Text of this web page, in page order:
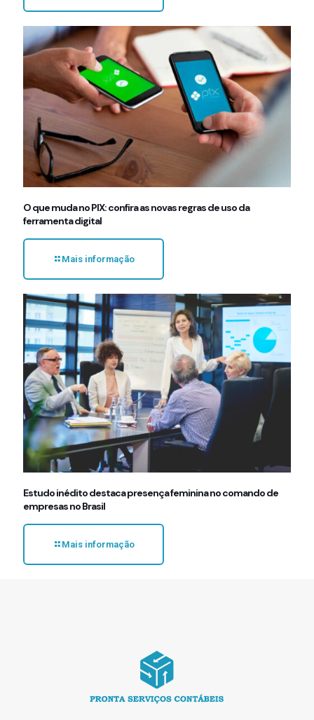
O que muda no PIX: confira as novas regras de uso da
ferramenta digital
Mais informação
Estudo inédito destaca presença feminina no comando de
empresas no Brasil
Mais informação